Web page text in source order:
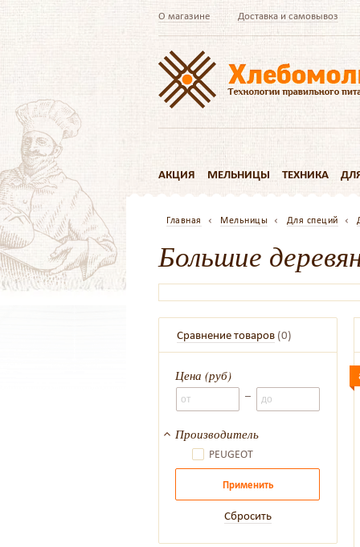
О магазине Доставка и самовывоз
АКЦИЯ МЕЛЬНИЦЫ ТЕХНИКА
Главная Мельницы Для специй
Большие
Сравнение товаров (0)
Цена (руб)
–
Производитель
PEUGEOT
Применить
Сбросить